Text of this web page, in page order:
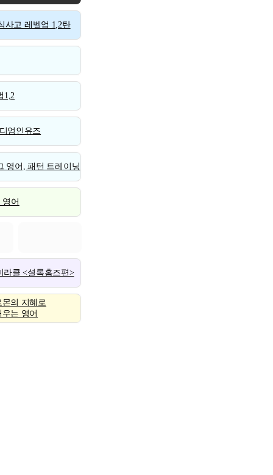
사고 레벨업 1,2탄
1,2
엄인유즈
영어, 패턴 트레이닝
영어
라클 <셜록홈즈편>
몬의 지혜로
우는 영어